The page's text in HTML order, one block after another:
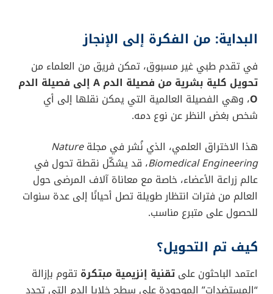
البداية: من الفكرة إلى الإنجاز
في تقدم طبي غير مسبوق، تمكن فريق من العلماء من
تحويل كلية بشرية من فصيلة الدم A إلى فصيلة الدم
O، وهي الفصيلة العالمية التي يمكن نقلها إلى أي
شخص بغض النظر عن نوع دمه.
هذا الاختراق العلمي، الذي نُشر في مجلةNature
Biomedical Engineering، قد يشكّل نقطة تحول في
عالم زراعة الأعضاء، خاصة مع معاناة آلاف المرضى حول
العالم من فترات انتظار طويلة تصل أحيانًا إلى عدة سنوات
للحصول على متبرع مناسب.
كيف تم التحويل؟
اعتمد الباحثون على تقنية إنزيمية مبتكرة تقوم بإزالة